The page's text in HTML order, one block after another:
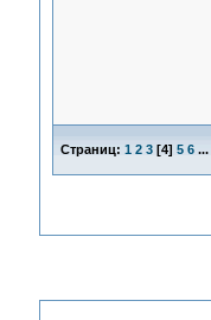
Страниц: 1 2 3[4] 5 6 ...